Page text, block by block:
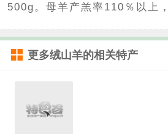
500g。母羊产羔率110％以上
更多绒山羊的相关特产